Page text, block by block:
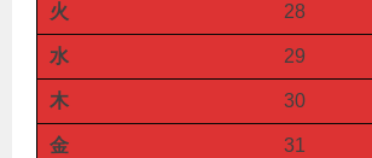
火 28
水 29
木 30
金 31